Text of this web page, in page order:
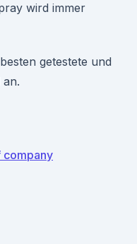
wird immer
getestete und
company